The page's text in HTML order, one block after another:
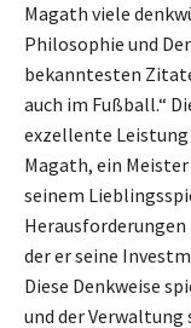
Magath viele
Philosophie und
bekanntesten
auch im Fußball.“
exzellente Leistung
Magath, ein
seinem
der er seine
Diese Denkweise
und der Verwaltung